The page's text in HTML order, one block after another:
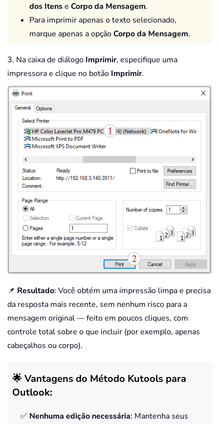
dos Itense Corpo da Mensagem.
Para imprimir apenas o texto selecionado,
marque apenas a opçãoCorpo da Mensagem.
3. Na caixa de diálogo Imprimir, especifique uma
impressora e clique no botão Imprimir.
📌 Resultado: Você obtém uma impressão limpa e precisa
da resposta mais recente, sem nenhum risco para a
mensagem original — feito em poucos cliques, com
controle total sobre o que incluir (por exemplo, apenas
cabeçalhos ou corpo).
🌟 Vantagens do Método Kutools para
Outlook:
✅ Nenhuma edição necessária: Mantenha seus